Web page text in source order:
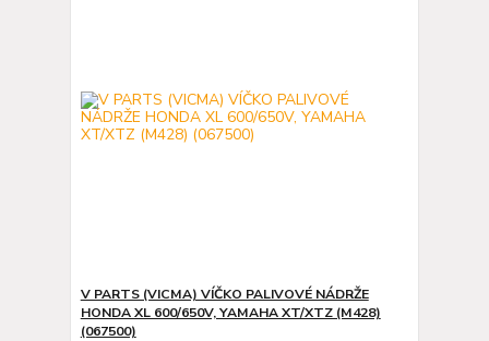
V PARTS (VICMA) VÍČKO PALIVOVÉ NÁDRŽE
HONDA XL 600/650V, YAMAHA XT/XTZ (M428)
(067500)